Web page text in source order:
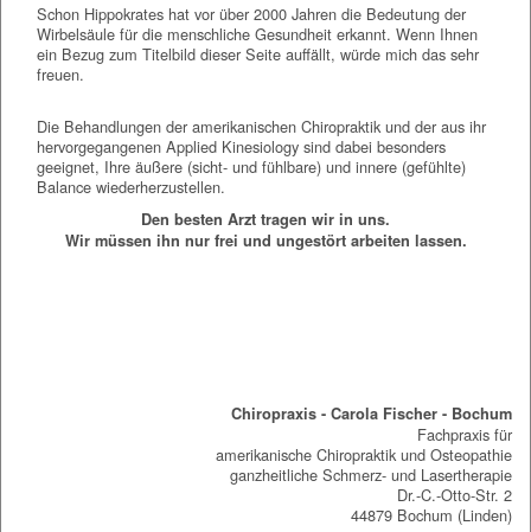
Schon Hippokrates hat vor über 2000 Jahren die Bedeutung der
Wirbelsäule für die menschliche Gesundheit erkannt. Wenn Ihnen
ein Bezug zum Titelbild dieser Seite auffällt, würde mich das sehr
freuen.
Die Behandlungen der amerikanischen Chiropraktik und der aus ihr
hervorgegangenen Applied Kinesiology sind dabei besonders
geeignet, Ihre äußere (sicht- und fühlbare) und innere (gefühlte)
Balance wiederherzustellen.
Den besten Arzt tragen wir in uns.
Wir müssen ihn nur frei und ungestört arbeiten lassen.
Chiropraxis - Carola Fischer - Bochum
Fachpraxis für
amerikanische Chiropraktik und Osteopathie
ganzheitliche Schmerz- und Lasertherapie
Dr.-C.-Otto-Str. 2
44879 Bochum (Linden)